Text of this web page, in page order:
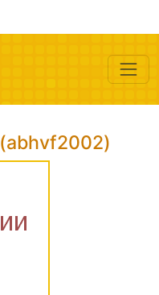
(abhvf2002)